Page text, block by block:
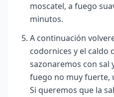
moscatel, a fuego
minutos.
A continuación
codornices y el caldo
sazonaremos con sal
fuego no muy fuerte,
Si queremos que la